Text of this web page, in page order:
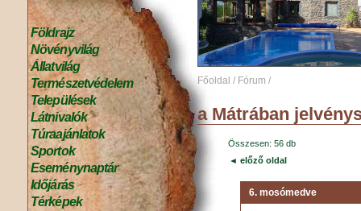
Földrajz
Növényvilág
Állatvilág
Természetvédelem
Települések
Látnivalók
Túraajánlatok
Sportok
Eseménynaptár
Időjárás
Térképek
Főoldal / Fórum /
a Mátrában
Összesen: 56 db
◄ előző oldal
6. mosómedve